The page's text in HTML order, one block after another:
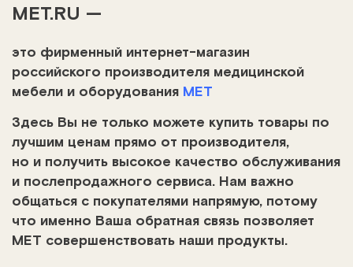
MET.RU —
это фирменный интернет-магазин
российского производителя медицинской
мебели и оборудования МЕТ
Здесь Вы не только можете купить товары по
лучшим ценам прямо от производителя,
но и получить высокое качество обслуживания
и послепродажного сервиса. Нам важно
общаться с покупателями напрямую, потому
что именно Ваша обратная связь позволяет
МЕТ совершенствовать наши продукты.